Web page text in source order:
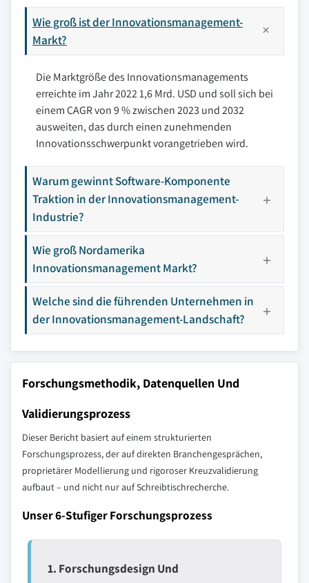
Wie groß ist der Innovationsmanagement-
Markt?
Die Marktgröße des Innovationsmanagements
erreichte im Jahr 2022 1,6 Mrd. USD und soll sich bei
einem CAGR von 9 % zwischen 2023 und 2032
ausweiten, das durch einen zunehmenden
Innovationsschwerpunkt vorangetrieben wird.
Warum gewinnt Software-Komponente
Traktion in der Innovationsmanagement-
Industrie?
Wie groß Nordamerika
Innovationsmanagement Markt?
Welche sind die führenden Unternehmen in
der Innovationsmanagement-Landschaft?
Forschungsmethodik, Datenquellen Und
Validierungsprozess
Dieser Bericht basiert auf einem strukturierten
Forschungsprozess, der auf direkten Branchengesprächen,
proprietärer Modellierung und rigoroser Kreuzvalidierung
aufbaut – und nicht nur auf Schreibtischrecherche.
Unser 6-Stufiger Forschungsprozess
1. Forschungsdesign Und